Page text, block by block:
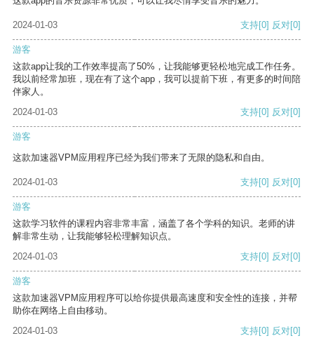
2024-01-03 支持[0] 反对[0]
游客
这款app让我的工作效率提高了50%，让我能够更轻松地完成工作任务。
我以前经常加班，现在有了这个app，我可以提前下班，有更多的时间陪
伴家人。
2024-01-03
支持[0] 反对[0]
游客
这款加速器VPM应用程序已经为我们带来了无限的隐私和自由。
2024-01-03 支持[0] 反对[0]
游客
这款学习软件的课程内容非常丰富，涵盖了各个学科的知识。老师的讲
解非常生动，让我能够轻松理解知识点。
2024-01-03
支持[0] 反对[0]
游客
这款加速器VPM应用程序可以给你提供最高速度和安全性的连接，并帮
助你在网络上自由移动。
2024-01-03
支持[0] 反对[0]